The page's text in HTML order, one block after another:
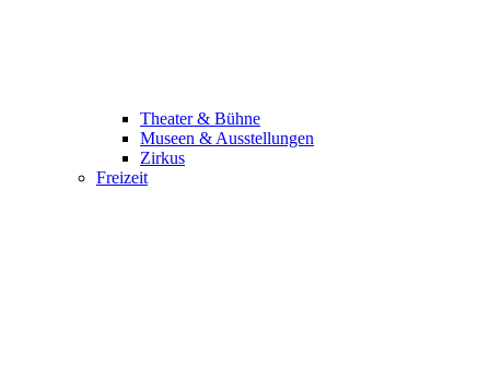
Theater & Bühne
Museen & Ausstellungen
Zirkus
Freizeit